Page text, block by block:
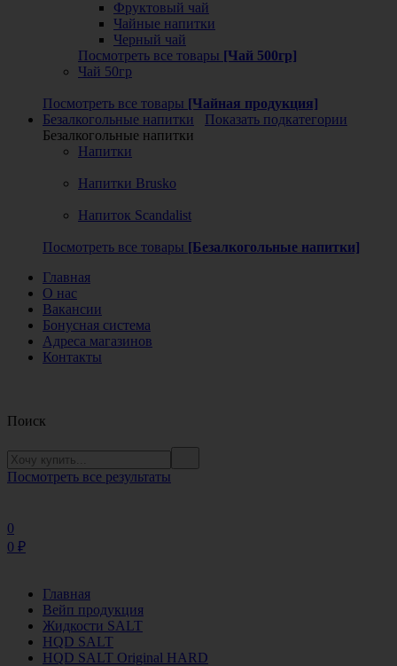
Фруктовый чай
Чайные напитки
Черный чай
Посмотреть все товары [Чай 500гр]
Чай 50гр
Посмотреть все товары [Чайная продукция]
Безалкогольные напитки
Показать подкатегории
Безалкогольные напитки
Напитки
Напитки Brusko
Напиток Scandalist
Посмотреть все товары [Безалкогольные напитки]
Главная
О нас
Вакансии
Бонусная система
Адреса магазинов
Контакты
Поиск
Посмотреть все результаты
0
0 ₽
Главная
Вейп продукция
Жидкости SALT
HQD SALT
HQD SALT Original HARD